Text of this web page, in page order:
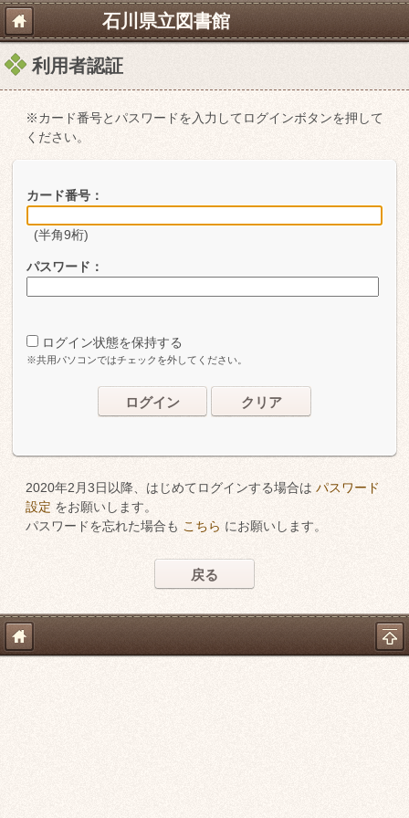
石川県立図書館
利用者認証
※カード番号とパスワードを入力してログインボタンを押して
ください。
カード番号：
(半角9桁)
パスワード：
ログイン状態を保持する
※共用パソコンではチェックを外してください。
ログイン クリア
2020年2月3日以降、はじめてログインする場合は パスワード
設定 をお願いします。
パスワードを忘れた場合も こちら にお願いします。
戻る